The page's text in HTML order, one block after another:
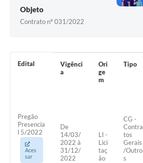
Editais
Contato
Objeto
Contrato nº 031/2022
Edital
Pregão
Presencia
l 5/2022
Aces
sar
Vigênci
a
De
14/03/
2022 à
31/12/
2022
Ori
ge
m
LI -
Lici
taç
ão
Tipo
CG -
Contra
tos
Gerais
/Outro
s